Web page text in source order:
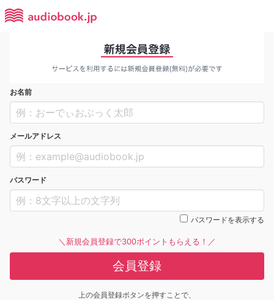
お名前
メールアドレス
パスワード
パスワードを表示する
＼新規会員登録で300ポイントもらえる！／
会員登録
上の会員登録ボタンを押すことで、